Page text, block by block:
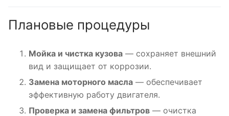
Плановые процедуры
Мойка и чистка кузова — сохраняет внешний
вид и защищает от коррозии.
Замена моторного масла — обеспечивает
эффективную работу двигателя.
Проверка и замена фильтров — очистка